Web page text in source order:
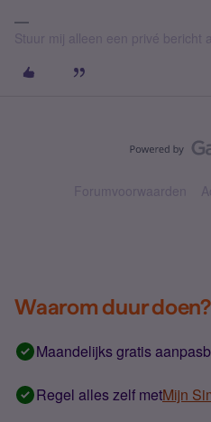
Stuur mij alleen een privé bericht
Forumvoorwaarden
Waarom duur doen?
Maandelijks gratis
Regel alles zelf metMijn